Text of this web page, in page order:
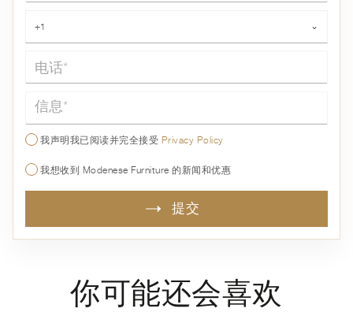
+1 ⌄
信息*
我声明我已阅读并完全接受 Privacy Policy
我想收到 Modenese Furniture 的新闻和优惠
提交
你可能还会喜欢